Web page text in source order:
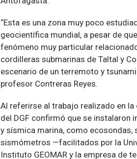
“Esta es una zona muy poco
geocientífica mundial, a pesar de
fenómeno muy particular
cordilleras submarinas de Taltal y
escenario de un terremoto y
profesor Contreras Reyes.
Al referirse al trabajo realizado en la
del DGF confirmó que se instalaron
y sísmica marina, como ecosondas,
sismómetros —facilitados por la
Instituto GEOMAR y la empresa de